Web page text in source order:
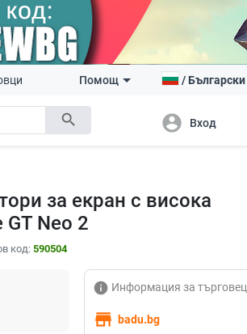
search
Помощ /Български
account_circle Вход
за екран с висока
GT Neo 2
код: 590504
info Информация за търговец
store badu.bg